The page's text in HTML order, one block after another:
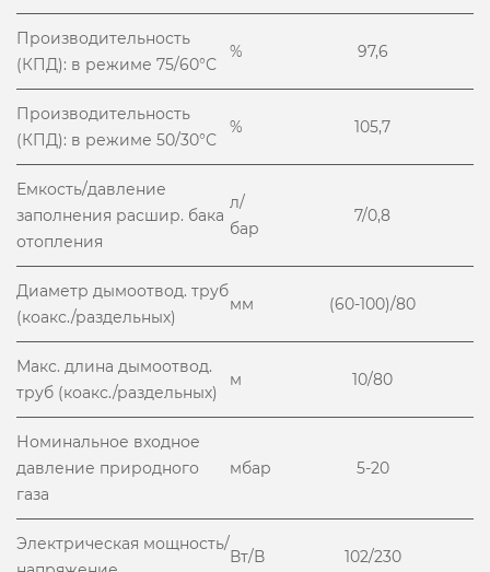
Производительность
(КПД): в режиме 75/60°С
% 97,6
Производительность
(КПД): в режиме 50/30°С
% 105,7
Емкость/давление
заполнения расшир. бака
отопления
л/
бар
7/0,8
Диаметр дымоотвод. труб
(коакс./раздельных)
мм (60-100)/80
Макс. длина дымоотвод.
труб (коакс./раздельных)
м 10/80
Номинальное входное
давление природного
газа
мбар 5-20
Электрическая мощность/
Вт/В 102/230